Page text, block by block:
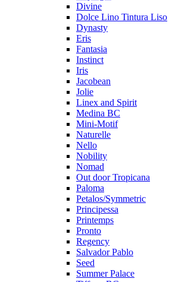
Divine
Dolce Lino Tintura Liso
Dynasty
Eris
Fantasia
Instinct
Iris
Jacobean
Jolie
Linex and Spirit
Medina BC
Mini-Motif
Naturelle
Nello
Nobility
Nomad
Out door Tropicana
Paloma
Petalos/Symmetric
Principessa
Printemps
Pronto
Regency
Salvador Pablo
Seed
Summer Palace